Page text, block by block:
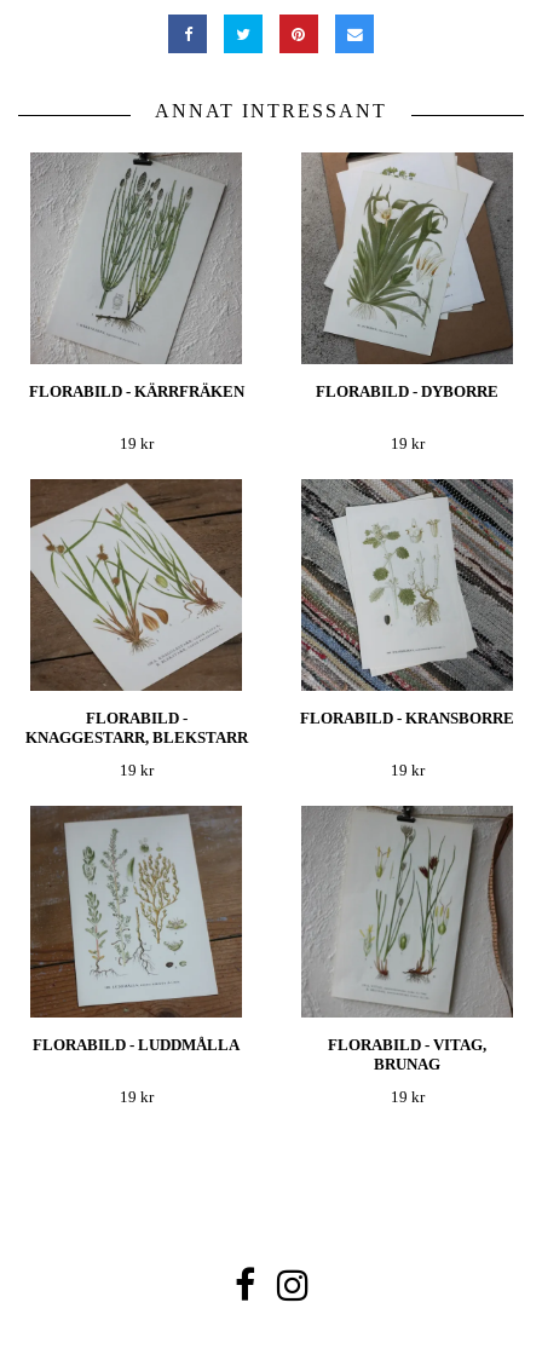
ANNAT INTRESSANT
FLORABILD - KÄRRFRÄKEN
19 kr
FLORABILD - DYBORRE
19 kr
FLORABILD -
KNAGGESTARR, BLEKSTARR
19 kr
FLORABILD - KRANSBORRE
19 kr
FLORABILD - LUDDMÅLLA
19 kr
FLORABILD - VITAG,
BRUNAG
19 kr